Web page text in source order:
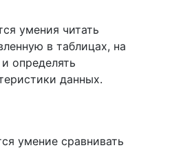
умения читать
в таблицах, на
определять
данных.
умение сравнивать